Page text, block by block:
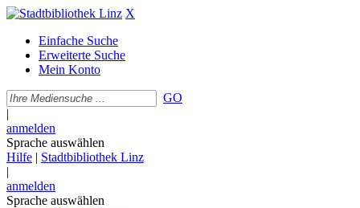
X
Einfache Suche
Erweiterte Suche
Mein Konto
GO
|
anmelden
Sprache auswählen
Hilfe | Stadtbibliothek Linz
|
anmelden
Sprache auswählen